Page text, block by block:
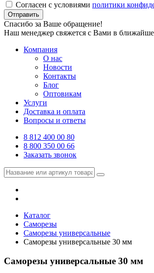
Согласен с условиями политики
Отправить
Спасибо за Ваше обращение!
Наш менеджер свяжется с Вами в
Компания
О нас
Новости
Контакты
Блог
Оптовикам
Услуги
Доставка и оплата
Вопросы и ответы
8 812 400 00 80
8 800 350 00 66
Заказать звонок
Каталог
Саморезы
Саморезы универсальные
Саморезы универсальные 30 мм
Саморезы универсальные 30 мм